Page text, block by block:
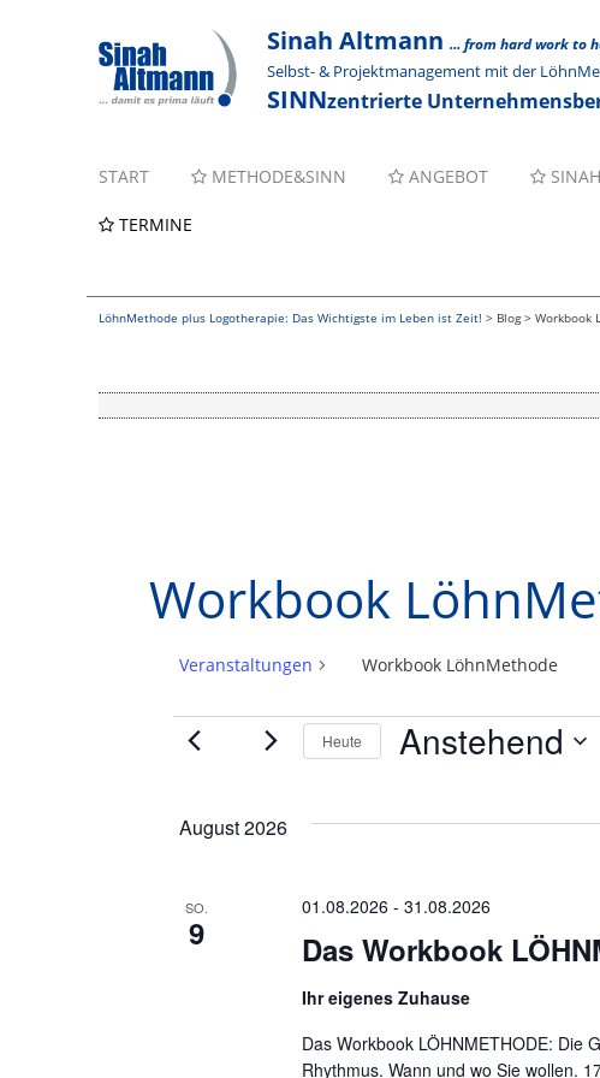
Sinah Altmann ... from hard work to
Selbst- & Projektmanagement mit der
SINNzentrierte
START METHODE&SINN ANGEBOT
TERMINE
LöhnMethode plus Logotherapie: Das Wichtigste im Leben ist Zeit! > Blog> Workbook
Workbook
Veranstaltungen Workbook LöhnMethode
Heute Anstehend
August 2026
SO.
9 Das Workbook
01.08.2026 -31.08.2026
Ihr eigenes Zuhause
Das Workbook LÖHNMETHODE: Die
Rhythmus. Wann und wo Sie wollen.